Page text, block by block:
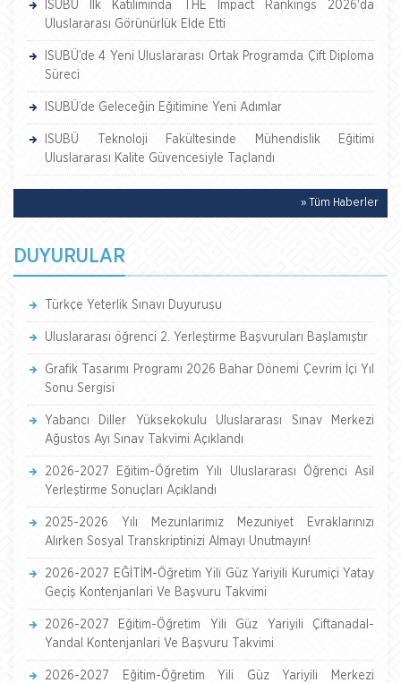
ISUBÜ İlk Katılımında THE Impact Rankings 2026'da
Uluslararası Görünürlük Elde Etti
ISUBÜ’de 4 Yeni Uluslararası Ortak Programda Çift Diploma
Süreci
ISUBÜ’de Geleceğin Eğitimine Yeni Adımlar
ISUBÜ Teknoloji Fakültesinde Mühendislik Eğitimi
Uluslararası Kalite Güvencesiyle Taçlandı
» Tüm Haberler
DUYURULAR
Türkçe Yeterlik Sınavı Duyurusu
Uluslararası öğrenci 2. Yerleştirme Başvuruları Başlamıştır
Grafik Tasarımı Programı 2026 Bahar Dönemi Çevrim İçi Yıl
Sonu Sergisi
Yabancı Diller Yüksekokulu Uluslararası Sınav Merkezi
Ağustos Ayı Sınav Takvimi Açıklandı
2026-2027 Eğitim-Öğretim Yılı Uluslararası Öğrenci Asil
Yerleştirme Sonuçları Açıklandı
2025-2026 Yılı Mezunlarımız Mezuniyet Evraklarınızı
Alırken Sosyal Transkriptinizi Almayı Unutmayın!
2026-2027 EĞİTİM-Öğretim Yili Güz Yariyili Kurumiçi Yatay
Geçiş Kontenjanlari Ve Başvuru Takvimi
2026-2027 Eğitim-Öğretim Yili Güz Yariyili Çiftanadal-
Yandal Kontenjanlari Ve Başvuru Takvimi
2026-2027 Eğitim-Öğretim Yili Güz Yariyili Merkezi